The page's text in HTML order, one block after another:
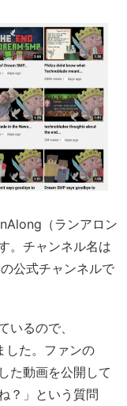
（ランアロン
。チャンネル名は
公式チャンネルで
いるので、
した。ファンの
た動画を公開して
？」という質問